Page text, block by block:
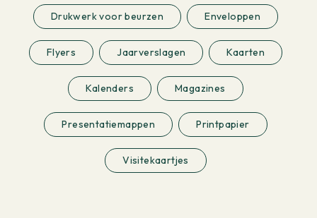
Drukwerk voor beurzen Enveloppen
Flyers Jaarverslagen Kaarten
Kalenders Magazines
Presentatiemappen Printpapier
Visitekaartjes